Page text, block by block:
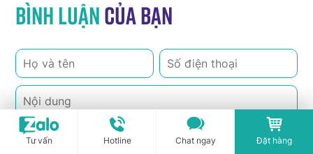
Bình luậncủa bạn
Tư vấn Hotline Chat ngay Đặt hàng